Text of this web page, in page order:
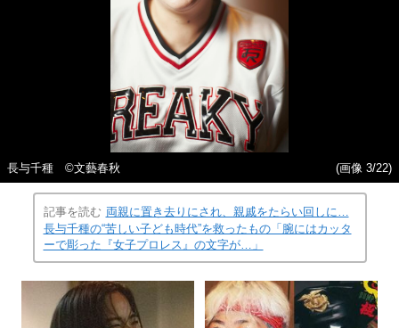
長与千種 ©文藝春秋 (画像 3/22)
記事を読む 両親に置き去りにされ、親戚をたらい回しに…
長与千種の“苦しい子ども時代”を救ったもの「腕にはカッタ
ーで彫った『女子プロレス』の文字が…」